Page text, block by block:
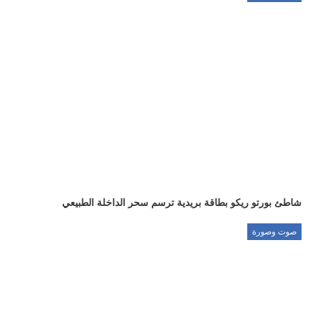
شاطئ بورتو ريكو بطاقة بريدية ترسم سحر الداخلة الطبيعي
صوت وصورة